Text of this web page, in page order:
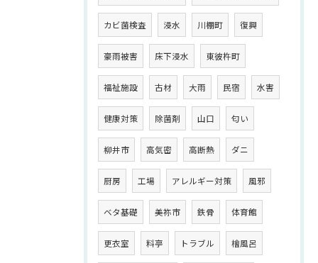
カビ菌検査 浸水 川棚町 復興
豪雨被害 床下浸水 東彼杵町
福祉施設 古材 大雨 民宿 水害
健康対策 除菌剤 山口 匂い
柳井市 高気密 高断熱 ダニ
厨房 工場 アレルギー対策 風邪
ベタ基礎 美祢市 鉄骨 体育館
更衣室 料亭 トラブル 檜風呂